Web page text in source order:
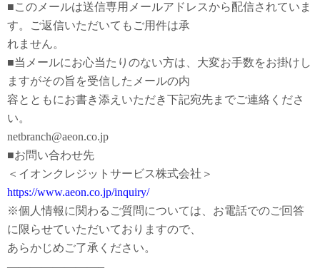
■このメールは送信専用メールアドレスから配信されていま
す。ご返信いただいてもご用件は承
れません。
■当メールにお心当たりのない方は、大変お手数をお掛けし
ますがその旨を受信したメールの内
容とともにお書き添えいただき下記宛先までご連絡くださ
い。
netbranch@aeon.co.jp
■お問い合わせ先
＜イオンクレジットサービス株式会社＞
https://www.aeon.co.jp/inquiry/
※個人情報に関わるご質問については、お電話でのご回答
に限らせていただいておりますので、
あらかじめご了承ください。
————————–